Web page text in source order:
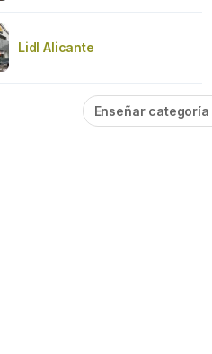
Lidl Alicante
Enseñar categoría